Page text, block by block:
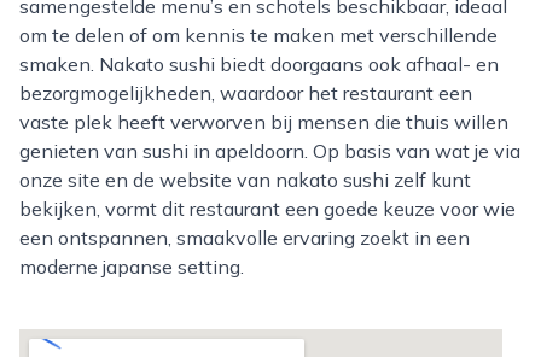
samengestelde menu’s en schotels beschikbaar, ideaal
om te delen of om kennis te maken met verschillende
smaken. Nakato sushi biedt doorgaans ook afhaal- en
bezorgmogelijkheden, waardoor het restaurant een
vaste plek heeft verworven bij mensen die thuis willen
genieten van sushi in apeldoorn. Op basis van wat je via
onze site en de website van nakato sushi zelf kunt
bekijken, vormt dit restaurant een goede keuze voor wie
een ontspannen, smaakvolle ervaring zoekt in een
moderne japanse setting.